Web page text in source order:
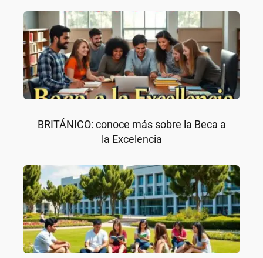
BRITÁNICO: conoce más sobre la Beca a
la Excelencia